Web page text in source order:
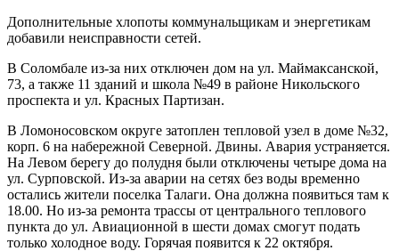
Дополнительные хлопоты коммунальщикам и энергетикам
добавили неисправности сетей.
В Соломбале из-за них отключен дом на ул. Маймаксанской,
73, а также 11 зданий и школа №49 в районе Никольского
проспекта и ул. Красных Партизан.
В Ломоносовском округе затоплен тепловой узел в доме №32,
корп. 6 на набережной Северной. Двины. Авария устраняется.
На Левом берегу до полудня были отключены четыре дома на
ул. Сурповской. Из-за аварии на сетях без воды временно
остались жители поселка Талаги. Она должна появиться там к
18.00. Но из-за ремонта трассы от центрального теплового
пункта до ул. Авиационной в шести домах смогут подать
только холодное воду. Горячая появится к 22 октября.